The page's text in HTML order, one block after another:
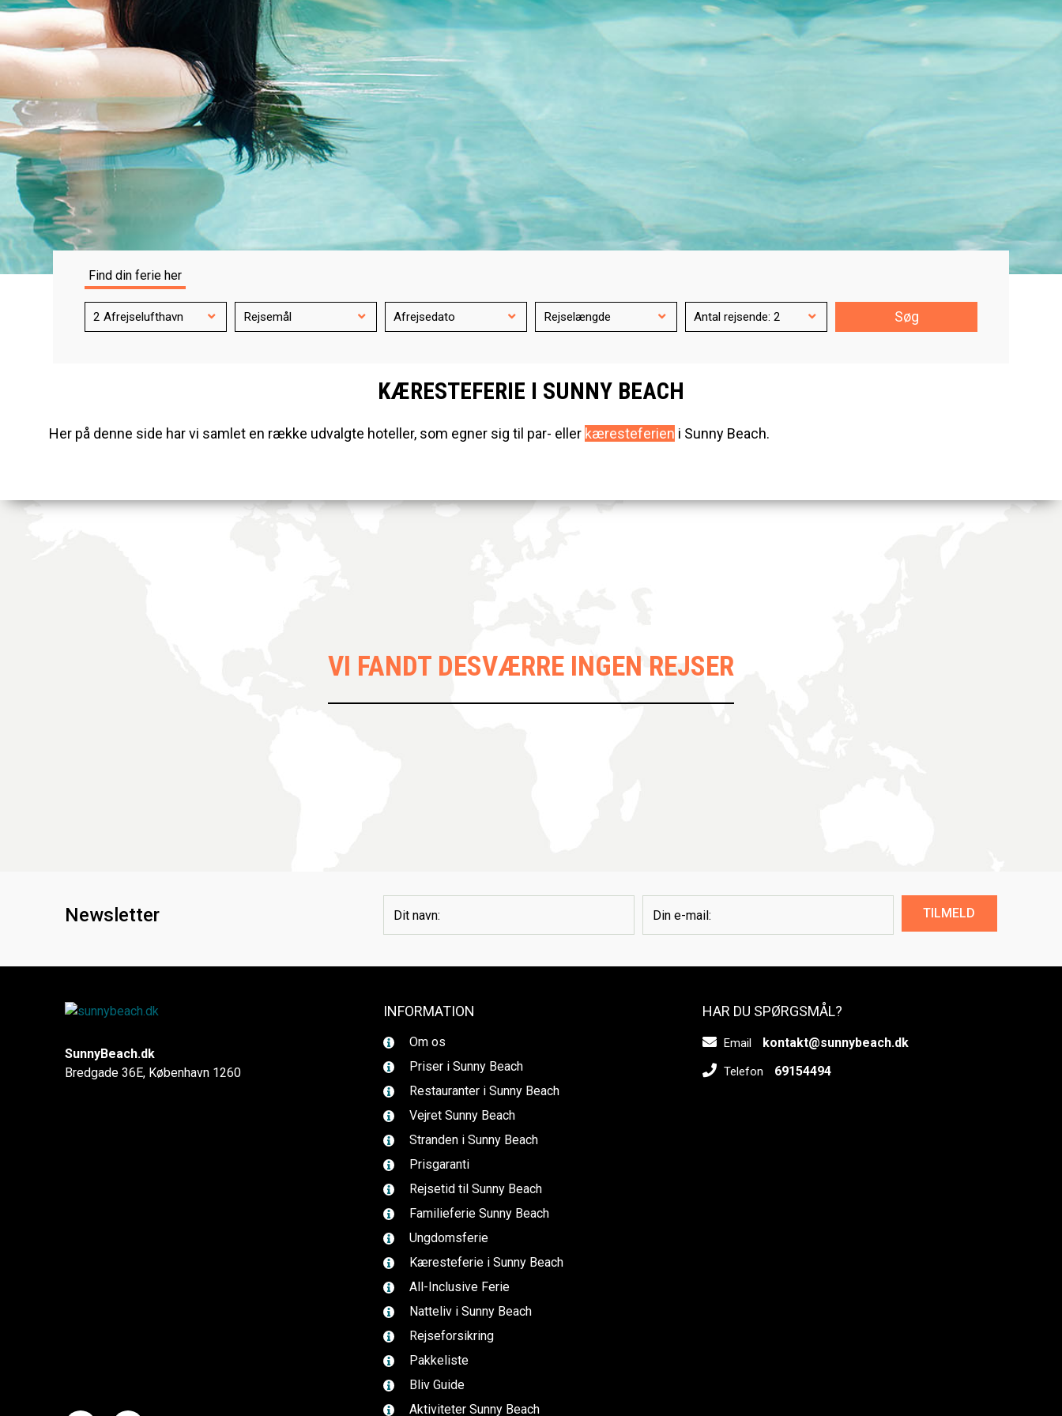
Find din ferie her
2 Afrejselufthavn Rejsemål Afrejsedato Rejselængde Antal rejsende: 2 Søg
Kæresteferie
KÆRESTEFERIE I SUNNY BEACH
Her på denne side har vi samlet en række udvalgte hoteller, som egner sig til par- eller kæresteferien i Sunny Beach.
VI FANDT DESVÆRRE INGEN REJSER
Newsletter TILMELD
SunnyBeach.dk
Bredgade 36E, København 1260
INFORMATION
Om os
Priser i Sunny Beach
Restauranter i Sunny Beach
Vejret Sunny Beach
Stranden i Sunny Beach
Prisgaranti
Rejsetid til Sunny Beach
Familieferie Sunny Beach
Ungdomsferie
Kæresteferie i Sunny Beach
All-Inclusive Ferie
Natteliv i Sunny Beach
Rejseforsikring
Pakkeliste
Bliv Guide
Aktiviteter Sunny Beach
HAR DU SPØRGSMÅL?
Email kontakt@sunnybeach.dk
Telefon 69154494